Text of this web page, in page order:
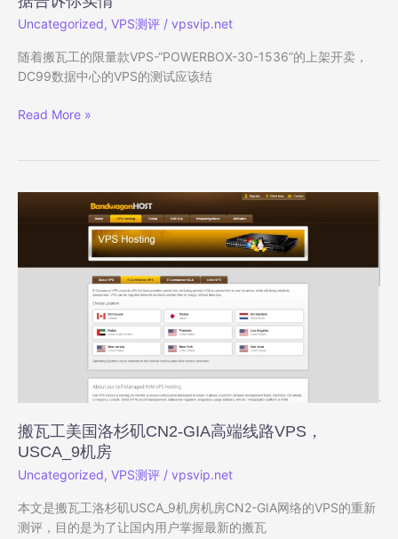
何
塞
CN2-
GIA
端
Uncategorized, VPS测评 / vpsvip.net
随着搬瓦工的限量款VPS-“POWERBOX-30-1536”的上架开卖，
DC99数据中心的VPS的测试应该结
搬
怎
系
据
告
诉
你
情
Read More »
搬瓦工美国洛杉矶CN2-GIA高端线路VPS，
USCA_9机房
Uncategorized, VPS测评 / vpsvip.net
本文是搬瓦工洛杉矶USCA_9机房机房CN2-GIA网络的VPS的重新
测评，目的是为了让国内用户掌握最新的搬瓦